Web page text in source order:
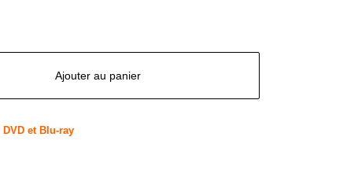
Ajouter au panier
DVD et Blu-ray